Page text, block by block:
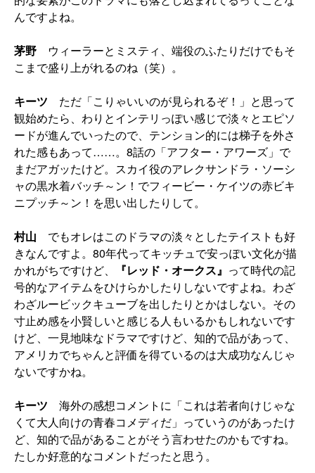
んですよね。
茅野 ウィーラーとミスティ、端役のふたりだけでもそ
こまで盛り上がれるのね（笑）。
キーツ ただ「こりゃいいのが見られるぞ！」と思って
観始めたら、わりとインテリっぽい感じで淡々とエピソ
ードが進んでいったので、テンション的には梯子を外さ
れた感もあって……。8話の「アフター・アワーズ」で
まだアガッたけど。スカイ役のアレクサンドラ・ソーシ
ャの黒水着バッチ～ン！でフィービー・ケイツの赤ビキ
ニプッチ～ン！を思い出したりして。
村山 でもオレはこのドラマの淡々としたテイストも好
きなんですよ。80年代ってキッチュで安っぽい文化が描
かれがちですけど、
『レッド・オークス』 って時代の記
号的なアイテムをひけらかしたりしないですよね。わざ
わざルービックキューブを出したりとかはしない。その
寸止め感を小賢しいと感じる人もいるかもしれないです
けど、一見地味なドラマですけど、知的で品があって、
アメリカでちゃんと評価を得ているのは大成功なんじゃ
ないですかね。
キーツ 海外の感想コメントに「これは若者向けじゃな
くて大人向けの青春コメディだ」っていうのがあったけ
ど、知的で品があることがそう言わせたのかもですね。
たしか好意的なコメントだったと思う。